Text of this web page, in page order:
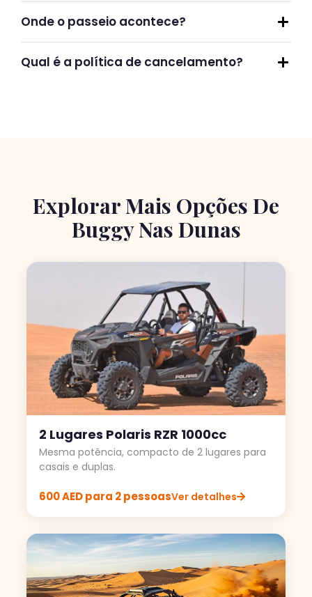
Onde o passeio acontece?
Qual é a política de cancelamento?
Explorar Mais Opções De
Buggy Nas Dunas
2 Lugares Polaris RZR 1000cc
Mesma potência, compacto de 2 lugares para
casais e duplas.
600 AED para 2 pessoasVer detalhes